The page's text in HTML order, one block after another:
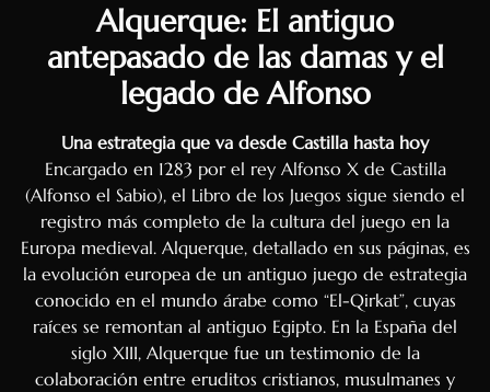
Alquerque: El antiguo
antepasado de las damas y el
legado de Alfonso
Una estrategia que va desde Castilla hasta hoy
Encargado en 1283 por el rey Alfonso X de Castilla
(Alfonso el Sabio), el Libro de los Juegos sigue siendo el
registro más completo de la cultura del juego en la
Europa medieval. Alquerque, detallado en sus páginas, es
la evolución europea de un antiguo juego de estrategia
conocido en el mundo árabe como “El-Qirkat”, cuyas
raíces se remontan al antiguo Egipto. En la España del
siglo XIII, Alquerque fue un testimonio de la
colaboración entre eruditos cristianos, musulmanes y
Bengali
Japanese
Persian
Indonesian
Ukrainian
Dutch
Polish
Czech
Hungarian
Danish